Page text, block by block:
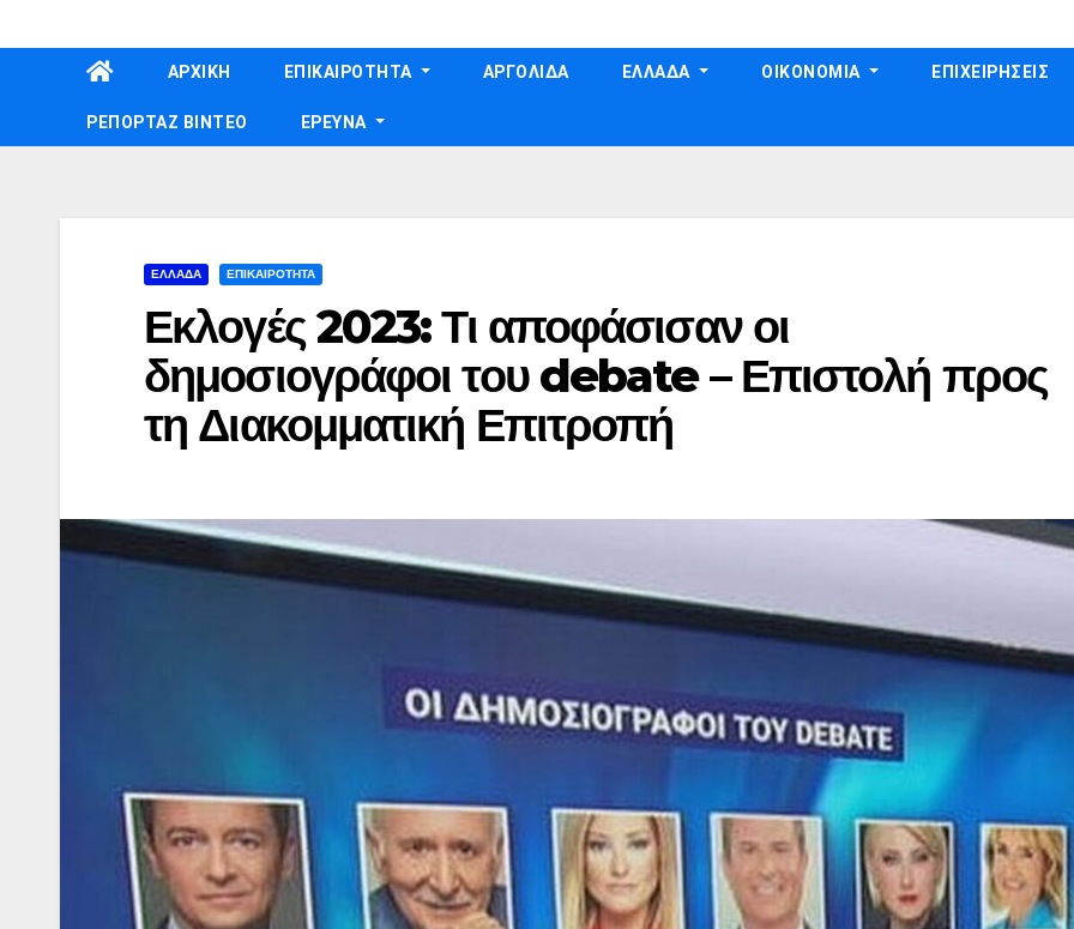
to
ΑΡΧΙΚΗ ΕΠΙΚΑΙΡΟΤΗΤΑ ΑΡΓΟΛΙΔΑ ΕΛΛΑΔΑ ΟΙΚΟΝΟΜΙΑ ΕΠΙΧΕΙΡΗΣΕΙΣ
ΡΕΠΟΡΤΑΖ ΒΙΝΤΕΟ ΕΡΕΥΝΑ
ΕΛΛΑΔΑ ΕΠΙΚΑΙΡΟΤΗΤΑ
Εκλογές 2023: Τι αποφάσισαν οι
δημοσιογράφοι του debate – Επιστολή προς
τη Διακομματική Επιτροπή